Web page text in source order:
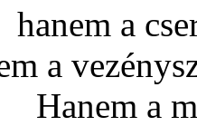
hanem a
a
Hanem a